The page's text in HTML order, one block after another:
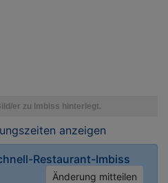
anzeigen
Restaurant-Imbiss
Änderung mitteilen